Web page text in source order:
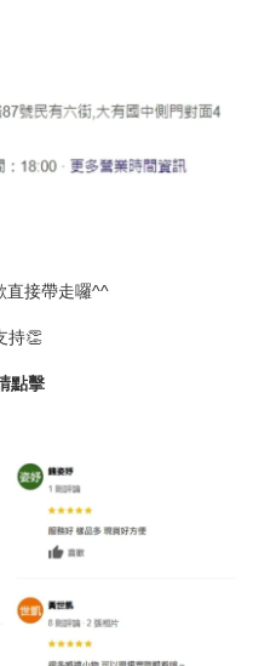
直接帶走囉^^
持👏
點擊